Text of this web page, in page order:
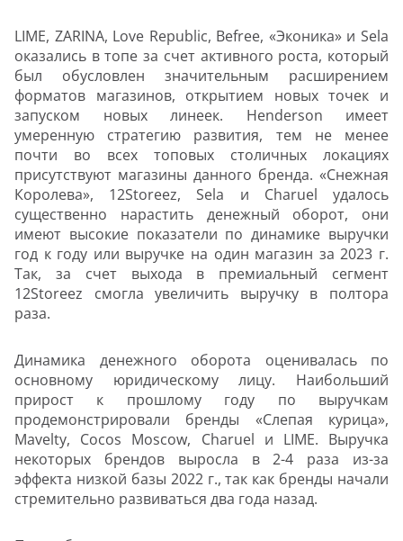
LIME, ZARINA, Love Republic, Befree, «Эконика» и Sela
оказались в топе за счет активного роста, который
был обусловлен значительным расширением
форматов магазинов, открытием новых точек и
запуском новых линеек. Henderson имеет
умеренную стратегию развития, тем не менее
почти во всех топовых столичных локациях
присутствуют магазины данного бренда. «Снежная
Королева», 12Storeez, Sela и Charuel удалось
существенно нарастить денежный оборот, они
имеют высокие показатели по динамике выручки
год к году или выручке на один магазин за 2023 г.
Так, за счет выхода в премиальный сегмент
12Storeez смогла увеличить выручку в полтора
раза.
Динамика денежного оборота оценивалась по
основному юридическому лицу. Наибольший
прирост к прошлому году по выручкам
продемонстрировали бренды «Слепая курица»,
Mavelty, Cocos Moscow, Charuel и LIME. Выручка
некоторых брендов выросла в 2-4 раза из-за
эффекта низкой базы 2022 г., так как бренды начали
стремительно развиваться два года назад.